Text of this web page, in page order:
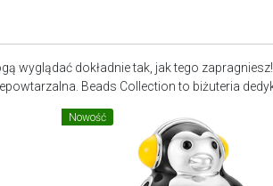
wyglądać dokładnie tak, jak tego
Beads Collection to biżuteria
Nowość